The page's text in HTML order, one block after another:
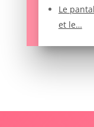
Le
et le…